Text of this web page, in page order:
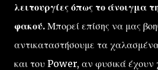
λειτουργίες όπως το άνοιγμα
φακού. Μπορεί επίσης να μας
αντικαταστήσουμε τα
και του Power, αν φυσικά έχουν